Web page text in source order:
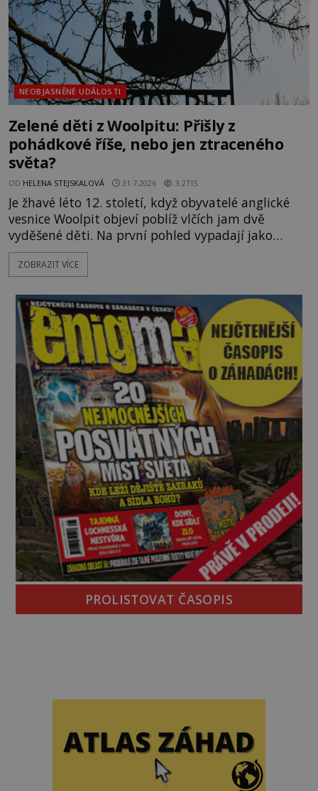
NEOBJASNĚNÉ UDÁLOSTI
Zelené děti z Woolpitu: Přišly z
pohádkové říše, nebo jen ztraceného
světa?
OD HELENA STEJSKALOVÁ 31.7.2026 3.2TIS
Je žhavé léto 12. století, když obyvatelé anglické
vesnice Woolpit objeví poblíž vlčích jam dvě
vyděšené děti. Na první pohled vypadají jako
každé jiné, až na jednu děsivou výjimku. Jejich
kůže má nazelenalý odstín, mluví
kromě syrových bobů. Příběh se rychle stává
jednou z největších záhad středověké Anglie a ani
po téměř devíti stech letech není
ZOBRAZIT VÍCE
PROLISTOVAT ČASOPIS